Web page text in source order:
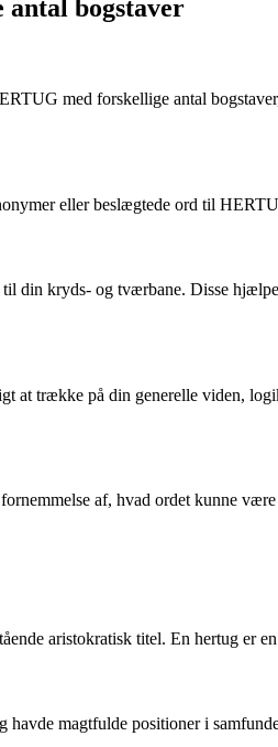
antal bogstaver
med forskellige antal
eller beslægtede ord til
kryds- og tværbane. Disse
at trække på din generelle viden,
af, hvad ordet kunne
aristokratisk titel. En hertug
magtfulde positioner i